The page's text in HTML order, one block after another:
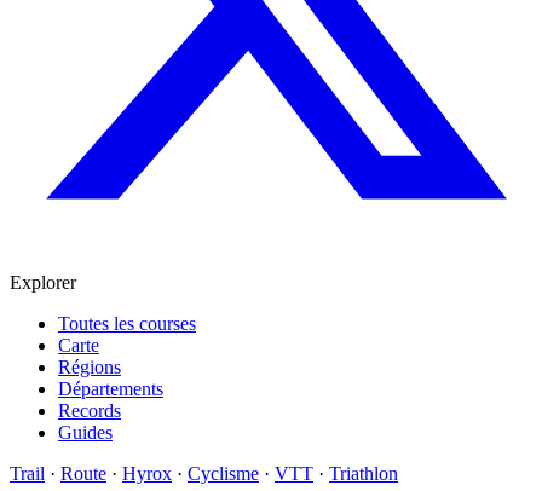
Explorer
Toutes les courses
Carte
Régions
Départements
Records
Guides
Trail · Route · Hyrox · Cyclisme · VTT · Triathlon